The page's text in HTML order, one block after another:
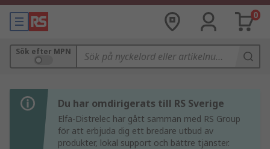
0
Sök efter MPN
Du har omdirigerats till RS Sverige
Elfa-Distrelec har gått samman med RS Group
för att erbjuda dig ett bredare utbud av
produkter, lokal support och bättre tjänster.